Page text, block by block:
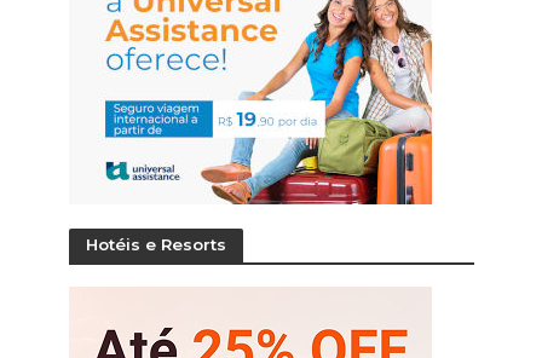
Hotéis e Resorts